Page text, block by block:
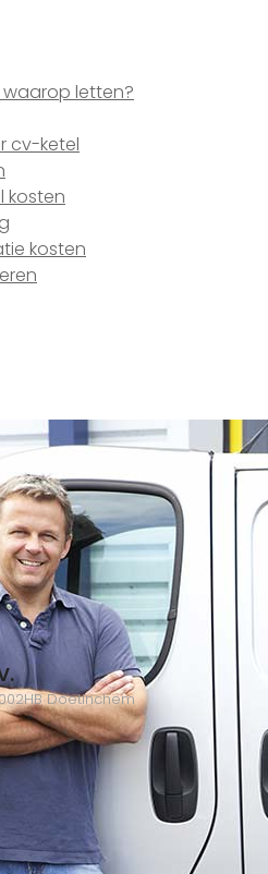
waarop letten?
cv-ketel
kosten
kosten
Doetinchem